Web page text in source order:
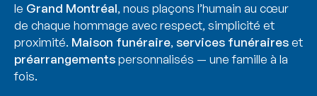
le Grand Montréal, nous plaçons l’humain au cœur
de chaque hommage avec respect, simplicité et
proximité. Maison funéraire,services funéraireset
préarrangementspersonnalisés — une famille à la
fois.